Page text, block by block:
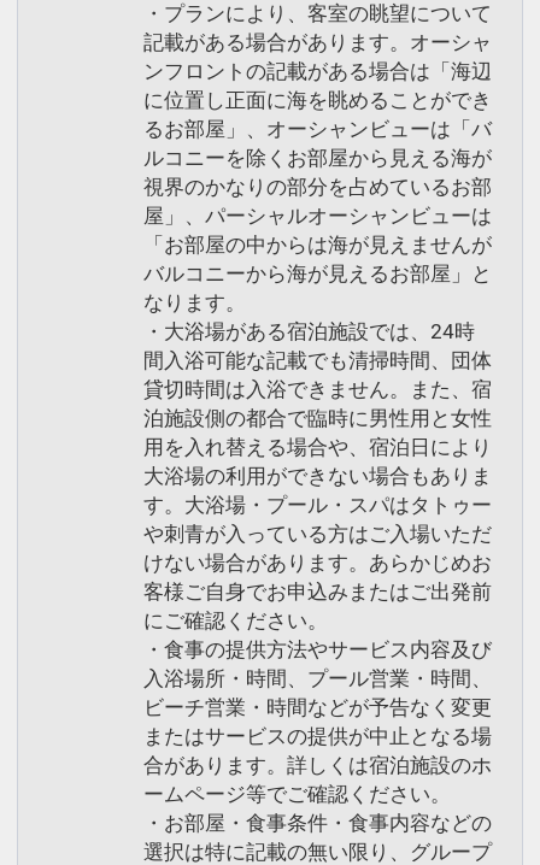
・プランにより、客室の眺望について
記載がある場合があります。オーシャ
ンフロントの記載がある場合は「海辺
に位置し正面に海を眺めることができ
るお部屋」、オーシャンビューは「バ
ルコニーを除くお部屋から見える海が
視界のかなりの部分を占めているお部
屋」、パーシャルオーシャンビューは
「お部屋の中からは海が見えませんが
バルコニーから海が見えるお部屋」と
なります。
・大浴場がある宿泊施設では、24時
間入浴可能な記載でも清掃時間、団体
貸切時間は入浴できません。また、宿
泊施設側の都合で臨時に男性用と女性
用を入れ替える場合や、宿泊日により
大浴場の利用ができない場合もありま
す。大浴場・プール・スパはタトゥー
や刺青が入っている方はご入場いただ
けない場合があります。あらかじめお
客様ご自身でお申込みまたはご出発前
にご確認ください。
・食事の提供方法やサービス内容及び
入浴場所・時間、プール営業・時間、
ビーチ営業・時間などが予告なく変更
またはサービスの提供が中止となる場
合があります。詳しくは宿泊施設のホ
ームページ等でご確認ください。
・お部屋・食事条件・食事内容などの
選択は特に記載の無い限り、グループ